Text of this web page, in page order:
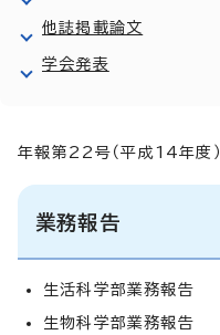
他誌掲載論文
学会発表
年報第22号（平成14年度
業務報告
生活科学部業務報告
生物科学部業務報告